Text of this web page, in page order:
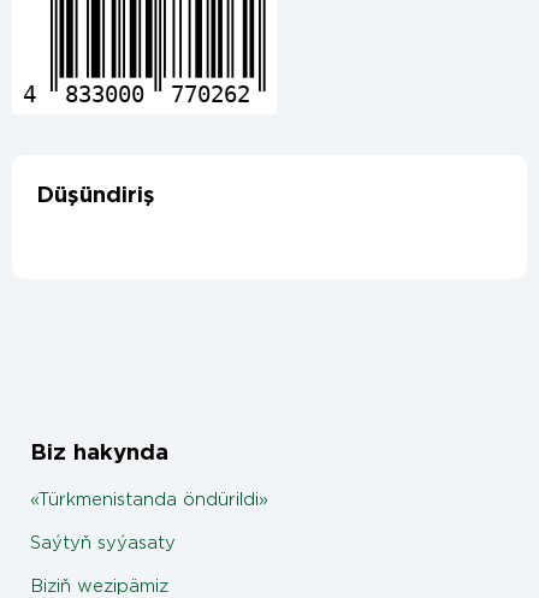
4 833000 770262
Düşündiriş
Biz hakynda
«Türkmenistanda öndürildi»
Saýtyň syýasaty
Biziň wezipämiz